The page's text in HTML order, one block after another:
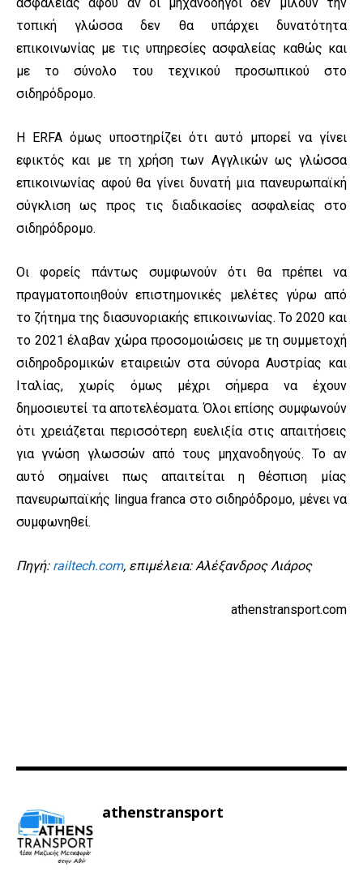
τοπική γλώσσα δεν θα υπάρχει δυνατότητα
επικοινωνίας με τις υπηρεσίες ασφαλείας καθώς και
με το σύνολο του τεχνικού προσωπικού στο
σιδηρόδρομο.
Η ERFA όμως υποστηρίζει ότι αυτό μπορεί να γίνει
εφικτός και με τη χρήση των Αγγλικών ως γλώσσα
επικοινωνίας αφού θα γίνει δυνατή μια πανευρωπαϊκή
σύγκλιση ως προς τις διαδικασίες ασφαλείας στο
σιδηρόδρομο.
Οι φορείς πάντως συμφωνούν ότι θα πρέπει να
πραγματοποιηθούν επιστημονικές μελέτες γύρω από
το ζήτημα της διασυνοριακής επικοινωνίας. Το 2020 και
το 2021 έλαβαν χώρα προσομοιώσεις με τη συμμετοχή
σιδηροδρομικών εταιρειών στα σύνορα Αυστρίας και
Ιταλίας, χωρίς όμως μέχρι σήμερα να έχουν
δημοσιευτεί τα αποτελέσματα. Όλοι επίσης συμφωνούν
ότι χρειάζεται περισσότερη ευελιξία στις απαιτήσεις
για γνώση γλωσσών από τους μηχανοδηγούς. Το αν
αυτό σημαίνει πως απαιτείται η θέσπιση μίας
πανευρωπαϊκής lingua franca στο σιδηρόδρομο, μένει να
συμφωνηθεί.
Πηγή: railtech.com, επιμέλεια: Αλέξανδρος Λιάρος
athenstransport.com
athenstransport